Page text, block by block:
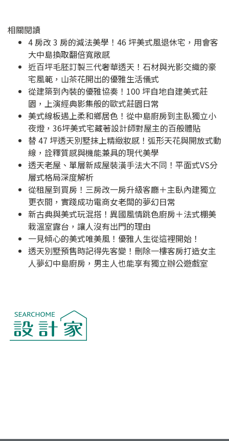
相關閱讀
4 房改 3 房的減法美學！46 坪美式風退休宅，用會客
大中島換取翻倍寬敞感
近百坪毛胚訂製三代奢華透天！石材與光影交織的豪
宅風範，山茶花開出的優雅生活儀式
從建築到內裝的優雅協奏！100 坪自地自建美式莊
園，上演經典影集般的歐式莊園日常
美式線板遇上柔和鄉居色！從中島廚房到主臥獨立小
夜燈，36坪美式宅藏著設計師對屋主的百般體貼
替 47 坪透天別墅抹上精緻妝感！弧形天花與開放式動
線，詮釋質感與機能兼具的現代美學
透天老屋、單層新成屋裝潢手法大不同！平面式VS分
層式格局深度解析
從租屋到買房！三房改一房升級客廳＋主臥內建獨立
更衣間，實踐成功電商女老闆的夢幻日常
新古典與美式玩混搭！異國風情跳色廚房＋法式棚美
栽溫室露台，讓人沒有出門的理由
一見傾心的美式唯美風！優雅人生從這裡開始！
透天別墅預售時記得先客變！刪除一樓客房打造女主
人夢幻中島廚房，男主人也能享有獨立辦公遊戲室